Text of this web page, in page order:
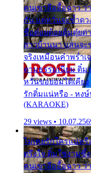
คนเขาลืออื้อฉาว ว่
กัน แต่หวั่นจะช้ำด
ชื่อต๋อยต้อยตุ้มตุ๋ยต่า
สาวบ้านนา แสนจ
จริงเหมือนคำพร่ำ
ตามธรรมเนียม ติ๋ม
หวั่นขอยอมได้เคียง
รักติ๋มแน่หรือ - หง
(KARAOKE)
29 views •
ไม่เคยรักใครแน่ห
ตรึงใจ ติ๋มใช่งามซึ้
คนเขาลืออื้อฉาว ว่